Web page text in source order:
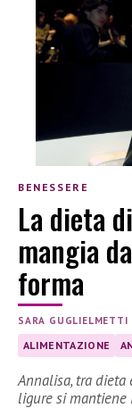
BENESSERE
La dieta
mangia
forma
SARA GUGLIELMETTI
ALIMENTAZIONE
Annalisa, tra dieta
ligure si mantiene